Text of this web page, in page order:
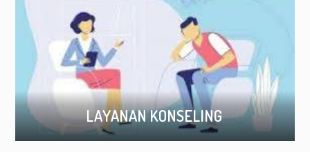
LAYANAN KONSELING